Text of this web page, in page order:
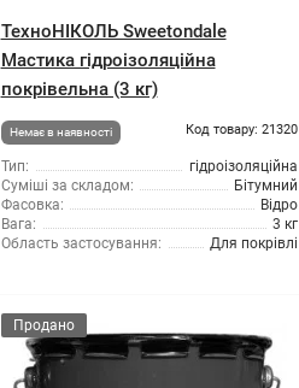
ТехноНІКОЛЬ Sweetondale
Мастика гідроізоляційна
покрівельна (3 кг)
Немає в наявності Код товару: 21320
Тип:
гідроізоляційна
Суміші за складом:
Бітумний
Фасовка:
Відро
Вага:
3 кг
Область застосування:
Для покрівлі
Продано